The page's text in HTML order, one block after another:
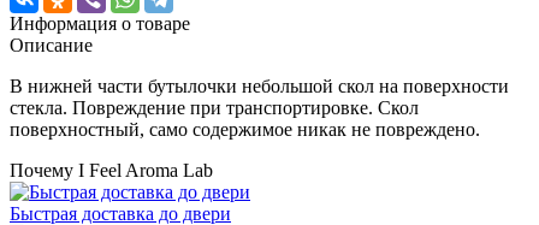
Информация о товаре
Описание
В нижней части бутылочки небольшой скол на поверхности
стекла. Повреждение при транспортировке. Скол
поверхностный, само содержимое никак не повреждено.
Почему I Feel Aroma Lab
Быстрая доставка до двери